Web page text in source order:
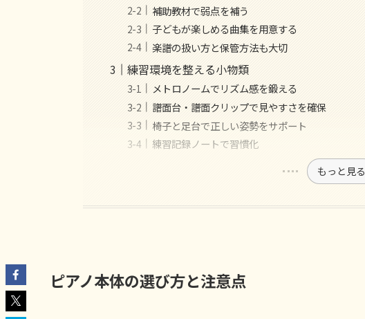
補助教材で弱点を補う
子どもが楽しめる曲集を用意する
楽譜の扱い方と保管方法も大切
練習環境を整える小物類
メトロノームでリズム感を鍛える
譜面台・譜面クリップで見やすさを確保
椅子と足台で正しい姿勢をサポート
練習記録ノートで習慣化
もっと見る
ピアノ本体の選び方と注意点